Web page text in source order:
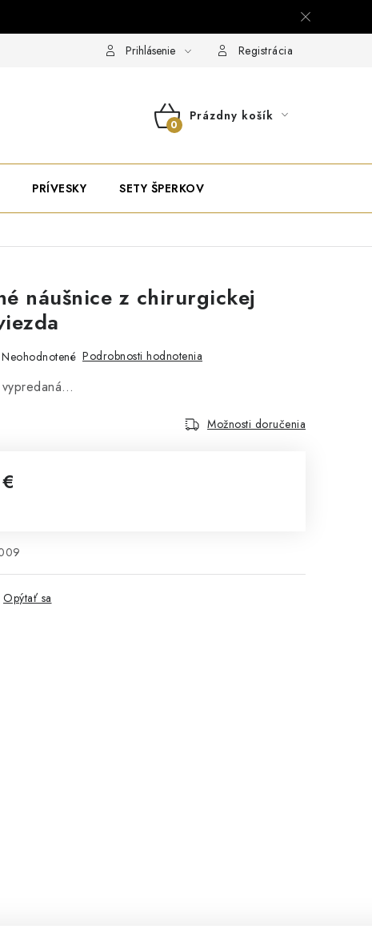
Prihlásenie Registrácia
NÁKUPNÝ
Prázdny košík
PRÍVESKY SETY ŠPERKOV
náušnice z chirurgickej
Neohodnotené Podrobnosti hodnotenia
Možnosti doručenia
Opýtať sa